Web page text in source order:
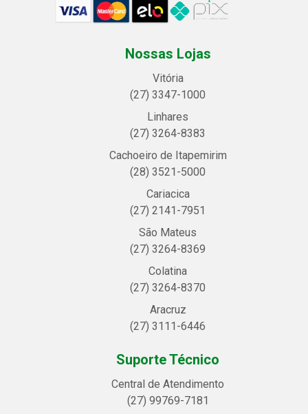
Nossas Lojas
Vitória
(27) 3347-1000
Linhares
(27) 3264-8383
Cachoeiro de Itapemirim
(28) 3521-5000
Cariacica
(27) 2141-7951
São Mateus
(27) 3264-8369
Colatina
(27) 3264-8370
Aracruz
(27) 3111-6446
Suporte Técnico
Central de Atendimento
(27) 99769-7181